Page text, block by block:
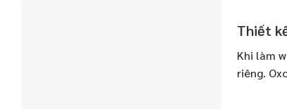
Thiết
Khi làm
riêng.